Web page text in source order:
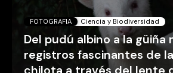
FOTOGRAFIA Ciencia y Biodiversidad
Del pudú albino a la güiña
registros fascinantes de